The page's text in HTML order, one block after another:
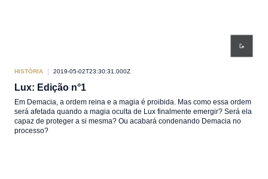
HISTÓRIA 2019-05-02T23:30:31.000Z
Lux: Edição n°1
Em Demacia, a ordem reina e a magia é proibida. Mas como essa ordem
será afetada quando a magia oculta de Lux finalmente emergir? Será ela
capaz de proteger a si mesma? Ou acabará condenando Demacia no
processo?